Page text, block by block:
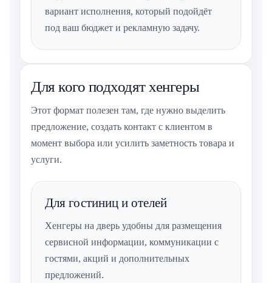
вариант исполнения, который подойдёт
под ваш бюджет и рекламную задачу.
Для кого подходят хенгеры
Этот формат полезен там, где нужно выделить
предложение, создать контакт с клиентом в
момент выбора или усилить заметность товара и
услуги.
Для гостиниц и отелей
Хенгеры на дверь удобны для размещения
сервисной информации, коммуникации с
гостями, акций и дополнительных
предложений.